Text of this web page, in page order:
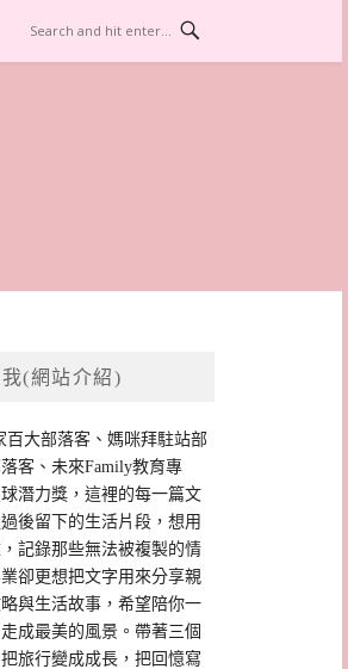
我(網站介紹)
百大部落客、媽咪拜駐站部
客、未來Family教育專
潛力獎，這裡的每一篇文
後留下的生活片段，想用
記錄那些無法被複製的情
卻更想把文字用來分享親
與生活故事，希望陪你一
成最美的風景。帶著三個
旅行變成成長，把回憶寫